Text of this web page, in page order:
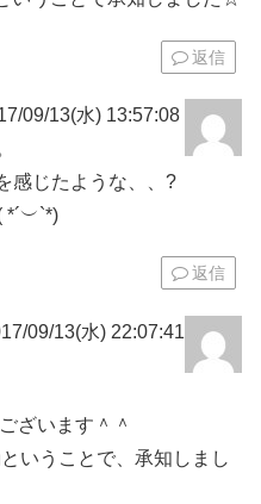
返信
09/13(水) 13:57:08
感じたような、、?
返信
09/13(水) 22:07:41
ざいます＾＾
いうことで、承知しまし